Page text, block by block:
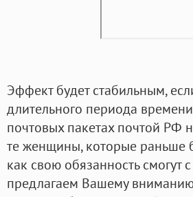
Эффект будет стабильным,
длительного периода
почтовых пакетах почтой РФ
те женщины, которые раньше
как свою обязанность смогут
предлагаем Вашему